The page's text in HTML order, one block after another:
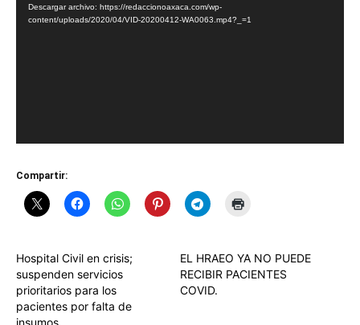
vídeo
Descargar archivo: https://redaccionoaxaca.com/wp-
content/uploads/2020/04/VID-20200412-WA0063.mp4?_=1
Compartir:
Hospital Civil en crisis;
suspenden servicios
prioritarios para los
pacientes por falta de
EL HRAEO YA NO PUEDE
RECIBIR PACIENTES
COVID.